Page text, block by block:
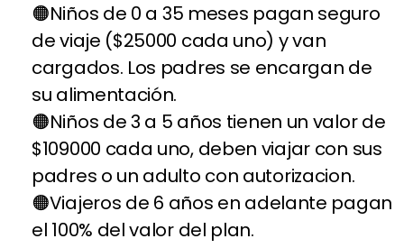
Niños de 0 a 35 meses pagan seguro
de viaje ($25000 cada uno) y van
cargados. Los padres se encargan de
su alimentación.
Niños de 3 a 5 años tienen un valor de
$109000 cada uno, deben viajar con sus
padres o un adulto con autorizacion.
Viajeros de 6 años en adelante pagan
el 100% del valor del plan.